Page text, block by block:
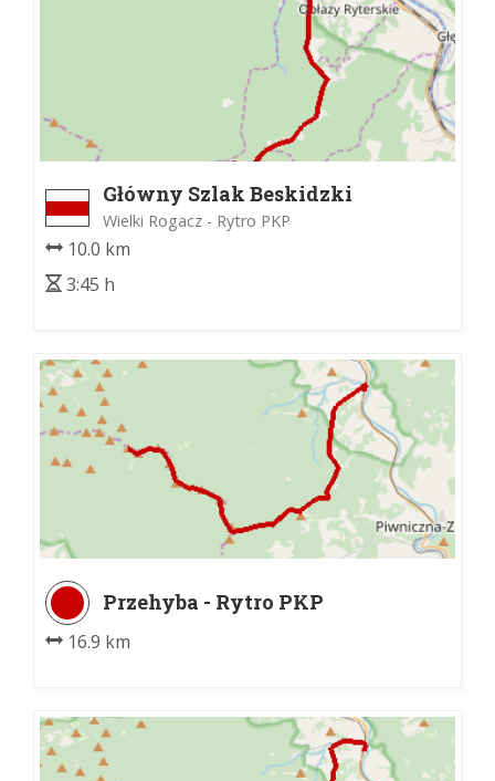
Główny Szlak Beskidzki
Wielki Rogacz - Rytro PKP
10.0 km
3:45 h
Przehyba - Rytro PKP
16.9 km